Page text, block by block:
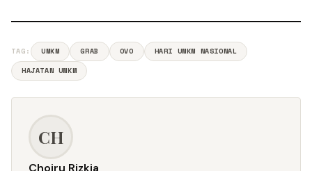
TAG: UMKM GRAB OVO
HARI UMKM NASIONAL
HAJATAN UMKM
CH
Choiru Rizkia